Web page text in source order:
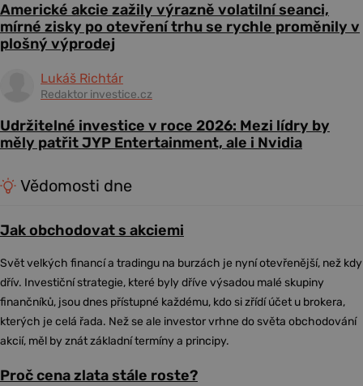
Americké akcie zažily výrazně volatilní seanci,
mírné zisky po otevření trhu se rychle proměnily v
plošný výprodej
Lukáš Richtár
Redaktor investice.cz
Udržitelné investice v roce 2026: Mezi lídry by
měly patřit JYP Entertainment, ale i Nvidia
Vědomosti dne
Jak obchodovat s akciemi
Svět velkých financí a tradingu na burzách je nyní otevřenější, než kdy
dřív. Investiční strategie, které byly dříve výsadou malé skupiny
finančníků, jsou dnes přístupné každému, kdo si zřídí účet u brokera,
kterých je celá řada. Než se ale investor vrhne do světa obchodování
akcií, měl by znát základní termíny a principy.
Proč cena zlata stále roste?